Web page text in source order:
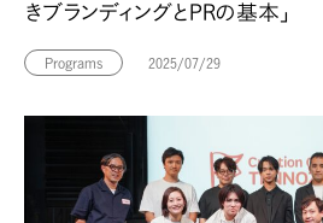
きブランディングとPRの基本」
Programs 2025/07/29